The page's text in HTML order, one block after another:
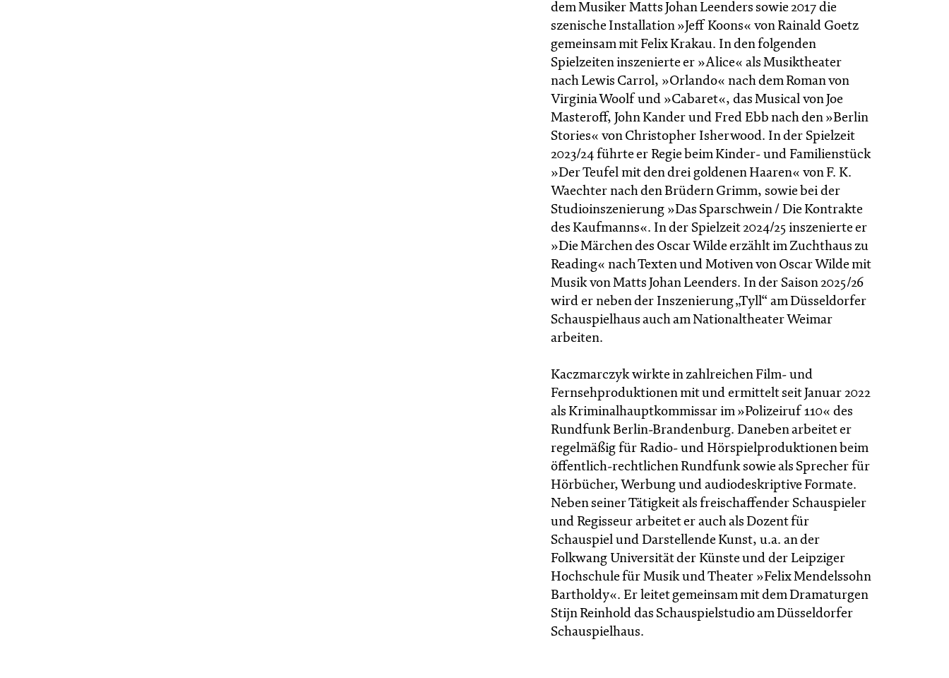
dem Musiker Matts Johan Leenders sowie 2017 die
szenische Installation »Jeff Koons« von Rainald Goetz
gemeinsam mit Felix Krakau. In den folgenden
Spielzeiten inszenierte er »Alice« als Musiktheater
nach Lewis Carrol, »Orlando« nach dem Roman von
Virginia Woolf und »Cabaret«, das Musical von Joe
Masteroff, John Kander und Fred Ebb nach den »Berlin
Stories« von Christopher Isherwood. In der Spielzeit
2023/24 führte er Regie beim Kinder- und Familienstück
»Der Teufel mit den drei goldenen Haaren« von F. K.
Waechter nach den Brüdern Grimm, sowie bei der
Studioinszenierung »Das Sparschwein / Die Kontrakte
des Kaufmanns«. In der Spielzeit 2024/25 inszenierte er
»Die Märchen des Oscar Wilde erzählt im Zucht­haus zu
Reading« nach Texten und Motiven von Oscar Wilde mit
Musik von Matts Johan Leenders. In der Saison 2025/26
wird er neben der Inszenierung „Tyll“ am Düsseldorfer
Schauspielhaus auch am Nationaltheater Weimar
arbeiten.
Kaczmarczyk wirkte in zahlreichen Film- und
Fernsehproduktionen mit und ermittelt seit Januar 2022
als Kriminalhauptkommissar im »Polizeiruf 110« des
Rundfunk Berlin-Brandenburg. Daneben arbeitet er
regelmäßig für Radio- und Hörspielproduktionen beim
öffentlich-rechtlichen Rundfunk sowie als Sprecher für
Hörbücher, Werbung und audiodeskriptive Formate.
Neben seiner Tätigkeit als freischaffender Schauspieler
und Regisseur arbeitet er auch als Dozent für
Schauspiel und Darstellende Kunst, u.a. an der
Folkwang Universität der Künste und der Leipziger
Hochschule für Musik und Theater »Felix Mendelssohn
Bartholdy«. Er leitet gemeinsam mit dem Dramaturgen
Stijn Reinhold das Schauspielstudio am Düsseldorfer
Schauspielhaus.